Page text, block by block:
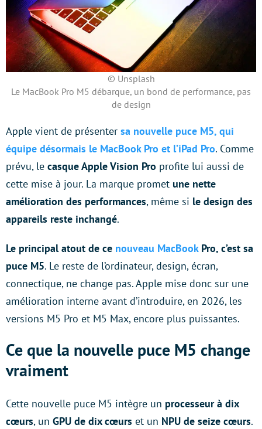
© Unsplash
Le MacBook Pro M5 débarque, un bond de performance, pas
de design
Apple vient de présenter sa nouvelle puce M5, qui
équipe désormais le MacBook Pro et l’iPad Pro. Comme
prévu, le casque Apple Vision Pro profite lui aussi de
cette mise à jour. La marque promet une nette
amélioration des performances, même si le design des
appareils reste inchangé.
Le principal atout de ce nouveau MacBookPro, c’est sa
puce M5. Le reste de l’ordinateur, design, écran,
connectique, ne change pas. Apple mise donc sur une
amélioration interne avant d’introduire, en 2026, les
versions M5 Pro et M5 Max, encore plus puissantes.
Ce que la nouvelle puce M5 change
vraiment
Cette nouvelle puce M5 intègre un processeur à dix
cœurs, un GPU de dix cœurs et un NPU de seize cœurs.